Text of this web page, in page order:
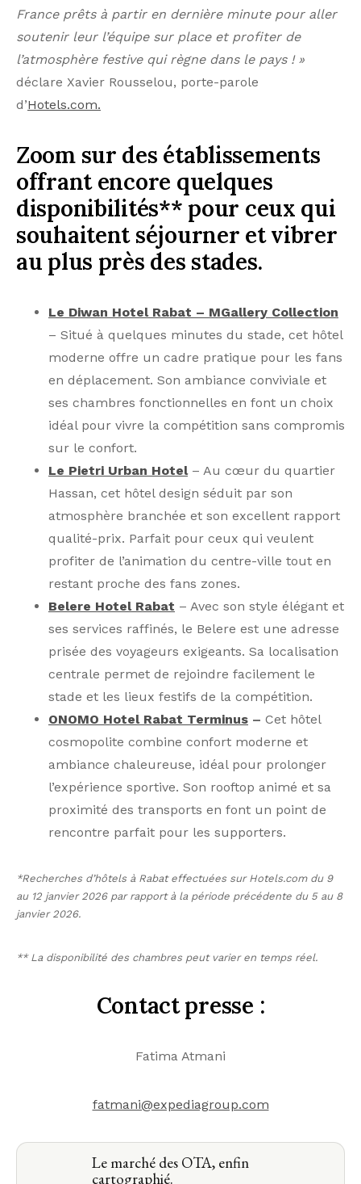
France prêts à partir en dernière minute pour aller
soutenir leur l’équipe sur place et profiter de
l’atmosphère festive qui règne dans le pays ! »
déclare Xavier Rousselou, porte-parole
d’Hotels.com.
Zoom sur des établissements
offrant encore quelques
disponibilités** pour ceux qui
souhaitent séjourner et vibrer
au plus près des stades.
Le Diwan Hotel Rabat – MGallery Collection
– Situé à quelques minutes du stade, cet hôtel
moderne offre un cadre pratique pour les fans
en déplacement. Son ambiance conviviale et
ses chambres fonctionnelles en font un choix
idéal pour vivre la compétition sans compromis
sur le confort.
Le Pietri Urban Hotel– Au cœur du quartier
Hassan, cet hôtel design séduit par son
atmosphère branchée et son excellent rapport
qualité-prix. Parfait pour ceux qui veulent
profiter de l’animation du centre-ville tout en
restant proche des fans zones.
Belere Hotel Rabat – Avec son style élégant et
ses services raffinés, le Belere est une adresse
prisée des voyageurs exigeants. Sa localisation
centrale permet de rejoindre facilement le
stade et les lieux festifs de la compétition.
ONOMO Hotel Rabat Terminus – Cet hôtel
cosmopolite combine confort moderne et
ambiance chaleureuse, idéal pour prolonger
l’expérience sportive. Son rooftop animé et sa
proximité des transports en font un point de
rencontre parfait pour les supporters.
*Recherches d’hôtels à Rabat effectuées sur Hotels.com du 9
au 12 janvier 2026 par rapport à la période précédente du 5 au 8
janvier 2026.
** La disponibilité des chambres peut varier en temps réel.
Contact presse :
Fatima Atmani
fatmani@expediagroup.com
Le marché des OTA, enfin
cartographié.